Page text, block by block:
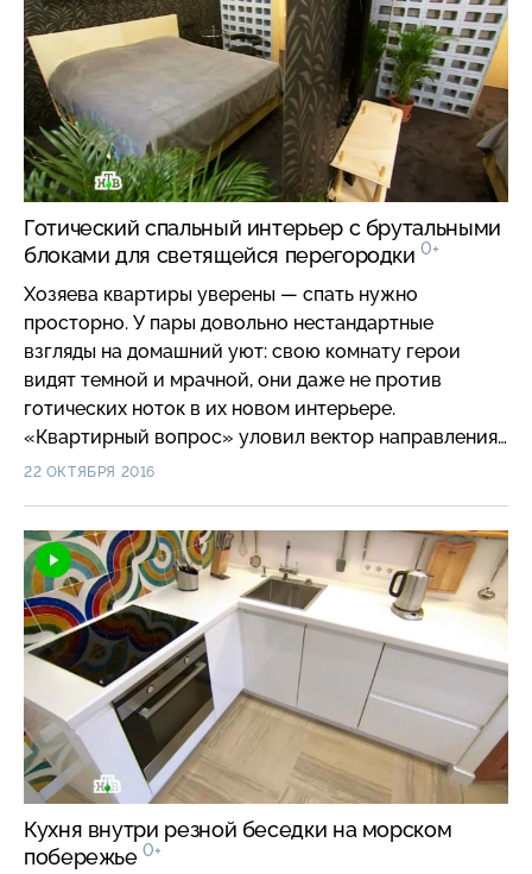
Готический спальный интерьер с брутальными
блоками для светящейся перегородки0+
Хозяева квартиры уверены — спать нужно
просторно. У пары довольно нестандартные
взгляды на домашний уют: свою комнату герои
видят темной и мрачной, они даже не против
готических ноток в их новом интерьере.
«Квартирный вопрос» уловил вектор направления
и будет сгущать краски, работая над брутальными
22 ОКТЯБРЯ 2016
Кухня внутри резной беседки на морском
побережье0+